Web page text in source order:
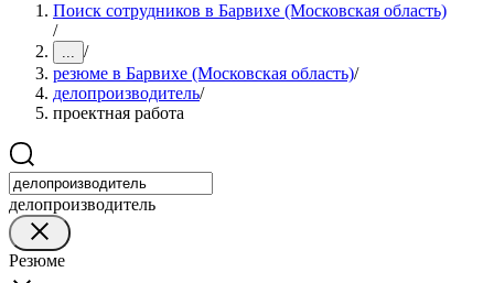
Поиск сотрудников в Барвихе (Московская область)
/
... /
резюме в Барвихе (Московская область)/
делопроизводитель/
проектная работа
делопроизводитель
Резюме